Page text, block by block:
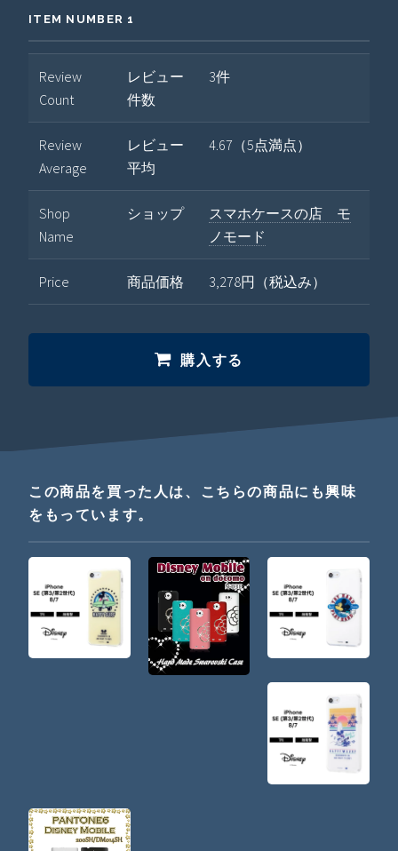
ITEM NUMBER 1
Review
Count
レビュー
件数
3件
Review
Average
レビュー
平均
4.67（5点満点）
Shop
Name
ショップ
スマホケースの店 モ
ノモード
Price 商品価格 3,278円（税込み）
購入する
この商品を買った人は、こちらの商品にも興味
をもっています。